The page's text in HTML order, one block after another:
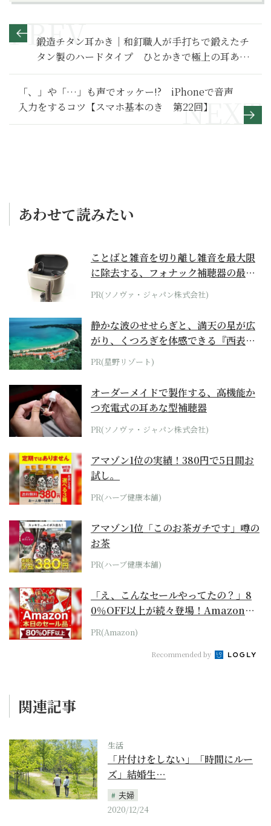
鍛造チタン耳かき｜和釘職人が手打ちで鍛えたチ
タン製のハードタイプ ひとかきで極上の耳あた
り
「、」や「…」も声でオッケー!? iPhoneで音声
入力をするコツ【スマホ基本のき 第22回】
あわせて読みたい
ことばと雑音を切り離し雑音を最大限
に除去する、フォナック補聴器の最上
位モデル
PR(ソノヴァ・ジャパン株式会社)
静かな波のせせらぎと、満天の星が広
がり、くつろぎを体感できる『西表島
ホテル by...
PR(星野リゾート)
オーダーメイドで製作する、高機能か
つ充電式の耳あな型補聴器
PR(ソノヴァ・ジャパン株式会社)
アマゾン1位の実績！380円で5日間お
試し。
PR(ハーブ健康本舗)
アマゾン1位「このお茶ガチです」噂の
お茶
PR(ハーブ健康本舗)
「え、こんなセールやってたの？」8
0％OFF以上が続々登場！Amazonの
本気が...
PR(Amazon)
Recommended by
関連記事
生活
「片付けをしない」「時間にルー
ズ」結婚生…
夫婦
2020/12/24